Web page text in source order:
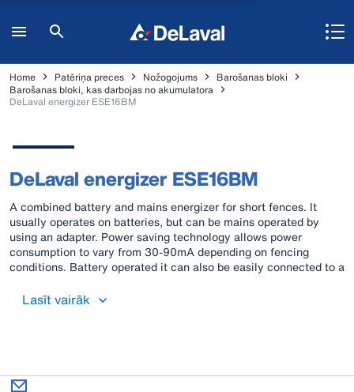
Home Patēriņa preces Nožogojums
Barošanas bloki
Barošanas bloki, kas darbojas no akumulatora
DeLaval energizer ESE16BM
DeLaval energizer ESE16BM
A combined battery and mains energizer for short fences. It
usually operates on batteries, but can be mains operated by
using an adapter. Power saving technology allows power
consumption to vary from 30-90mA depending on fencing
conditions. Battery operated it can also be easily connected to a
Lasīt vairāk